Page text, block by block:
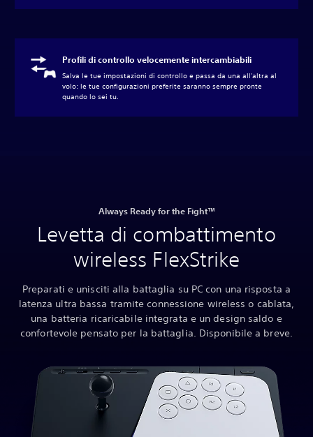
Profili di controllo velocemente intercambiabili
Salva le tue impostazioni di controllo e passa da una all'altra al
volo: le tue configurazioni preferite saranno sempre pronte
quando lo sei tu.
Always Ready for the Fight™
Levetta di combattimento
wireless FlexStrike
Preparati e unisciti alla battaglia su PC con una risposta a
latenza ultra bassa tramite connessione wireless o cablata,
una batteria ricaricabile integrata e un design saldo e
confortevole pensato per la battaglia. Disponibile a breve.